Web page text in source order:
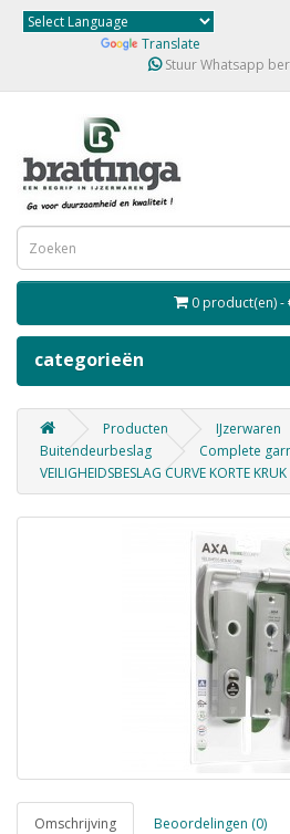
Translate
Stuur Whatsapp
0 product(en) -
categorieën
Producten IJzerwaren
Buitendeurbeslag
Complete
VEILIGHEIDSBESLAG CURVE KORTE
Omschrijving Beoordelingen (0)